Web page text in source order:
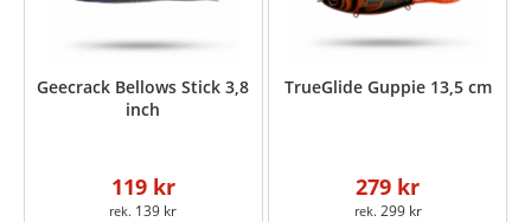
Geecrack Bellows Stick 3,8
inch
119 kr
139 kr
TrueGlide Guppie 13,5 cm
279 kr
299 kr